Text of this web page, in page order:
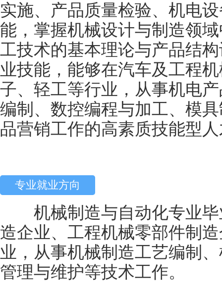
实施、产品质量检验、机电
能，掌握机械设计与制造领
工技术的基本理论与产品结
业技能，能够在汽车及工程
子、轻工等行业，从事机电
编制、数控编程与加工、模
品营销工作的高素质技能型
专业就业方向
机械制造与自动化专业毕
造企业、工程机械零部件制
业，从事机械制造工艺编制
管理与维护等技术工作。